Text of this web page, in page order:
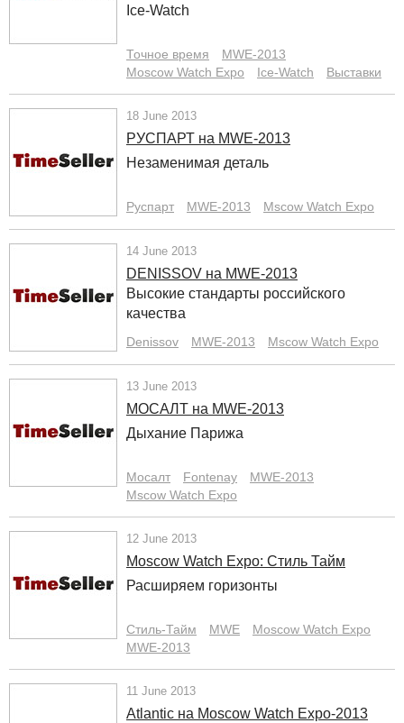
Ice-Watch
Точное время
MWE-2013
Moscow Watch Expo
Ice-Watch Выставки
18 June 2013
РУСПАРТ на MWE-2013
Незаменимая деталь
Руспарт MWE-2013 Mscow Watch Expo
14 June 2013
DENISSOV на MWE-2013
Высокие стандарты российского
качества
Denissov MWE-2013 Mscow Watch Expo
13 June 2013
МОСАЛТ на MWE-2013
Дыхание Парижа
Мосалт Fontenay
MWE-2013
Mscow Watch Expo
12 June 2013
Moscow Watch Expo: Стиль Тайм
Расширяем горизонты
Стиль-Тайм MWE
Moscow Watch Expo
MWE-2013
11 June 2013
Аtlantic на Moscow Watch Expo-2013